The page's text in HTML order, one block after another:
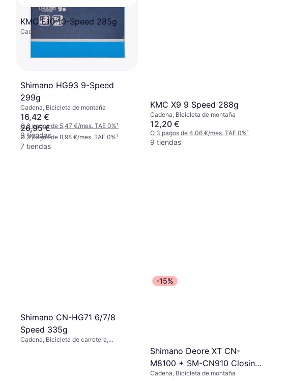
Shimano HG93 9-Speed
299g
Cadena, Bicicleta de montaña
16,42 €
O 3 pagos de 5,47 €/mes. TAE 0%¹
9 tiendas
KMC E10 10-Speed 285g
Cadena, Bicicleta de montaña
26,95 €
O 3 pagos de 8,98 €/mes. TAE 0%¹
7 tiendas
KMC X9 9 Speed 288g
Cadena, Bicicleta de montaña
12,20 €
O 3 pagos de 4,06 €/mes. TAE 0%¹
9 tiendas
Shimano CN-HG71 6/7/8
Speed 335g
Cadena, Bicicleta de carretera,
-15%
Shimano Deore XT CN-
M8100 + SM-CN910 Closing
Link 12-Speed 138 Links
Cadena, Bicicleta de montaña